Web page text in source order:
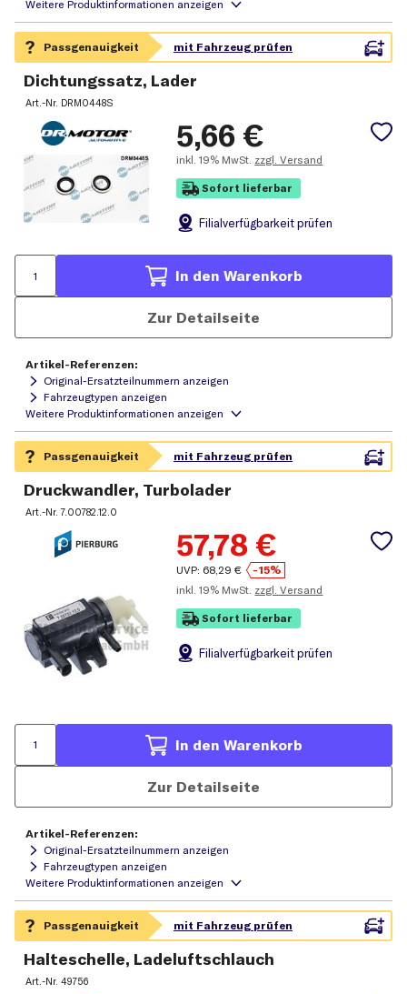
Dichtungssatz, Lader
Art.-Nr. DRM0448S
5,66 €
inkl. 19% MwSt. zzgl. Versand
Sofort lieferbar
Filialverfügbarkeit prüfen
In den Warenkorb
Zur Detailseite
Artikel-Referenzen:
Original-Ersatzteilnummern anzeigen
Fahrzeugtypen anzeigen
Druckwandler, Turbolader
Art.-Nr.7.00782.12.0
57,78 €
UVP: 68,29 €
-15%
inkl. 19% MwSt. zzgl. Versand
Sofort lieferbar
Filialverfügbarkeit prüfen
In den Warenkorb
Zur Detailseite
Artikel-Referenzen:
Original-Ersatzteilnummern anzeigen
Fahrzeugtypen anzeigen
Halteschelle, Ladeluftschlauch
Art.-Nr.49756